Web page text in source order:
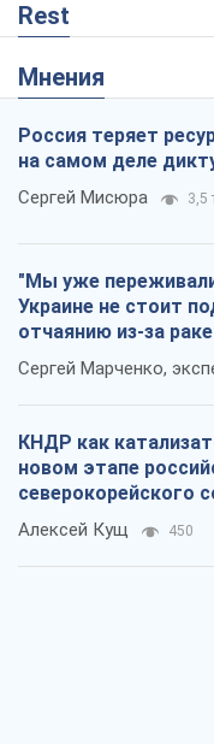
Rest
Мнения
Россия теряет
на самом деле
Сергей Мисюра 3,5
"Мы уже
Украине не стоит
отчаянию из-за
Сергей Марченко,
КНДР как
новом этапе
северокорейского
Алексей Кущ 450